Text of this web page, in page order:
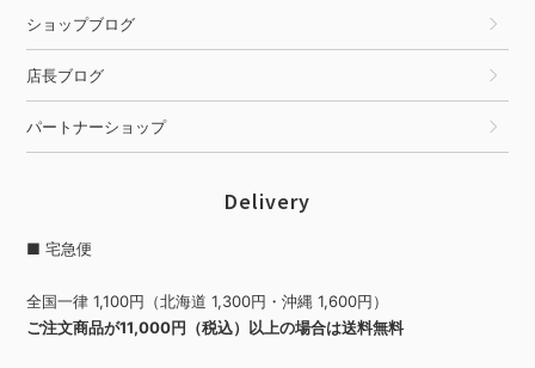
ショップブログ
店長ブログ
パートナーショップ
Delivery
■ 宅急便
全国一律 1,100円（北海道 1,300円・沖縄 1,600円）
ご注文商品が11,000円（税込）以上の場合は送料無料